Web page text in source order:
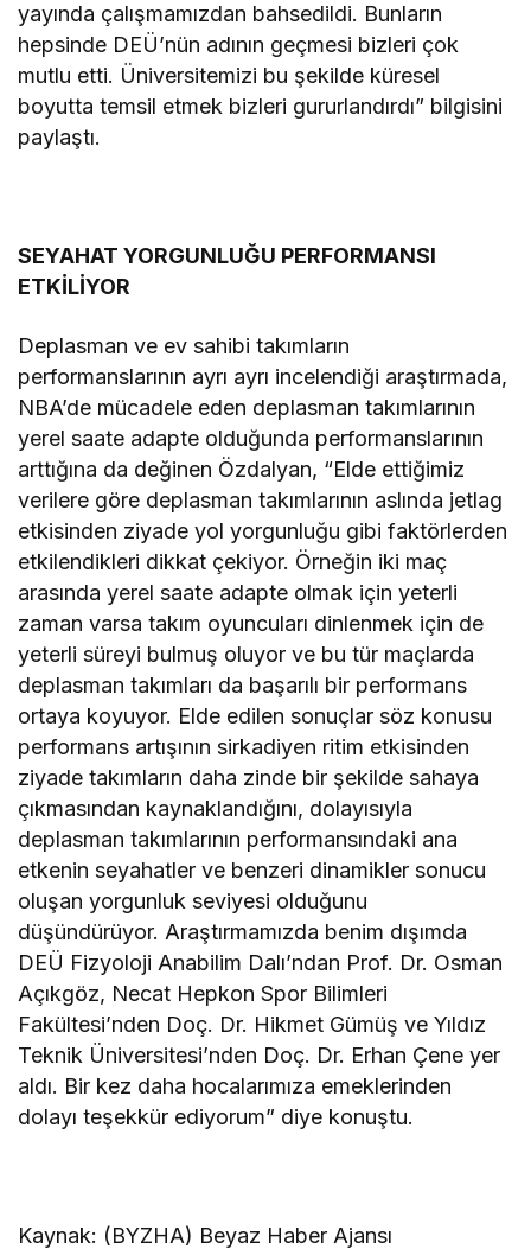
yayında çalışmamızdan bahsedildi. Bunların
hepsinde DEÜ’nün adının geçmesi bizleri çok
mutlu etti. Üniversitemizi bu şekilde küresel
boyutta temsil etmek bizleri gururlandırdı” bilgisini
paylaştı.
SEYAHAT YORGUNLUĞU PERFORMANSI
ETKİLİYOR
Deplasman ve ev sahibi takımların
performanslarının ayrı ayrı incelendiği araştırmada,
NBA’de mücadele eden deplasman takımlarının
yerel saate adapte olduğunda performanslarının
arttığına da değinen Özdalyan, “Elde ettiğimiz
verilere göre deplasman takımlarının aslında jetlag
etkisinden ziyade yol yorgunluğu gibi faktörlerden
etkilendikleri dikkat çekiyor. Örneğin iki maç
arasında yerel saate adapte olmak için yeterli
zaman varsa takım oyuncuları dinlenmek için de
yeterli süreyi bulmuş oluyor ve bu tür maçlarda
deplasman takımları da başarılı bir performans
ortaya koyuyor. Elde edilen sonuçlar söz konusu
performans artışının sirkadiyen ritim etkisinden
ziyade takımların daha zinde bir şekilde sahaya
çıkmasından kaynaklandığını, dolayısıyla
deplasman takımlarının performansındaki ana
etkenin seyahatler ve benzeri dinamikler sonucu
oluşan yorgunluk seviyesi olduğunu
düşündürüyor. Araştırmamızda benim dışımda
DEÜ Fizyoloji Anabilim Dalı’ndan Prof. Dr. Osman
Açıkgöz, Necat Hepkon Spor Bilimleri
Fakültesi’nden Doç. Dr. Hikmet Gümüş ve Yıldız
Teknik Üniversitesi’nden Doç. Dr. Erhan Çene yer
aldı. Bir kez daha hocalarımıza emeklerinden
dolayı teşekkür ediyorum” diye konuştu.
Kaynak: (BYZHA) Beyaz Haber Ajansı